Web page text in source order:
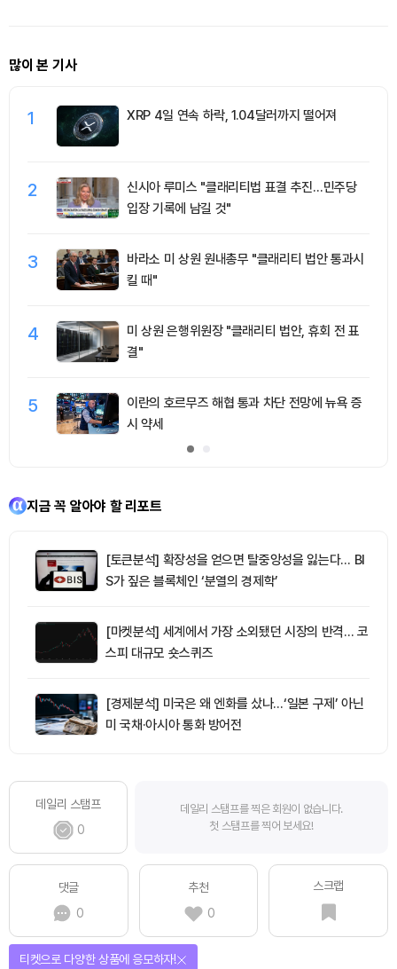
많이 본 기사
1 XRP 4일 연속 하락, 1.04달러까지 떨어져
2
신시아 루미스 "클래리티법 표결 추진…민주당
입장 기록에 남길 것"
3
바라소 미 상원 원내총무 "클래리티 법안 통과시
킬 때"
4
미 상원 은행위원장 "클래리티 법안, 휴회 전 표
결"
5
이란의 호르무즈 해협 통과 차단 전망에 뉴욕 증
시 약세
지금 꼭 알아야 할 리포트
[토큰분석] 확장성을 얻으면 탈중앙성을 잃는다… BI
S가 짚은 블록체인 ‘분열의 경제학’
[마켓분석] 세계에서 가장 소외됐던 시장의 반격… 코
스피 대규모 숏스퀴즈
[경제분석] 미국은 왜 엔화를 샀나…‘일본 구제’ 아닌
미 국채·아시아 통화 방어전
데일리 스탬프
0
데일리 스탬프를 찍은 회원이 없습니다.
첫 스탬프를 찍어 보세요!
댓글
0
추천
0
스크랩
선물이 쏟아지는 에어드랍 이벤트!